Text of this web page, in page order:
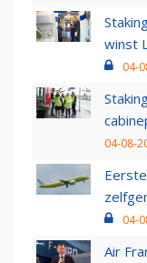
winst
04-
04-08-
04-
Air